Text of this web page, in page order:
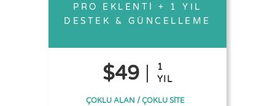
PRO EKLENTİ + 1 YIL
DESTEK & GÜNCELLEME
$49
1
YIL
ÇOKLU ALAN / ÇOKLU SİTE